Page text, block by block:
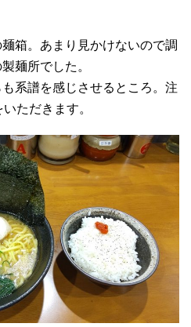
箱。あまり見かけないので調
麺所でした。
系譜を感じさせるところ。注
ただきます。